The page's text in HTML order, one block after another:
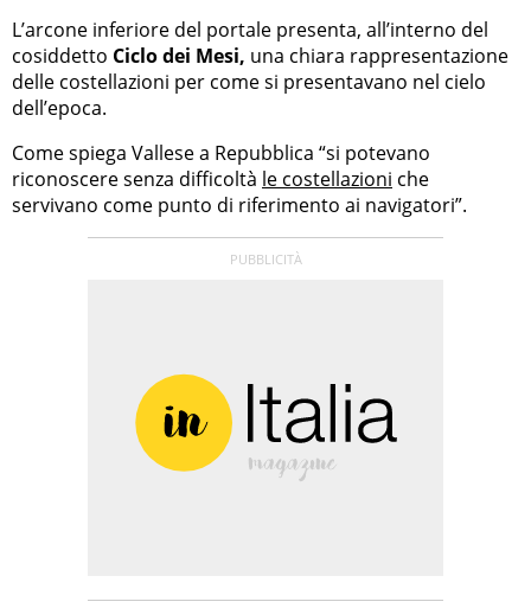
L’arcone inferiore del portale presenta, all’interno del
cosiddetto Ciclo dei Mesi, una chiara rappresentazione
delle costellazioni per come si presentavano nel cielo
dell’epoca.
Come spiega Vallese a Repubblica “si potevano
riconoscere senza difficoltà le costellazioni che
servivano come punto di riferimento ai navigatori”.